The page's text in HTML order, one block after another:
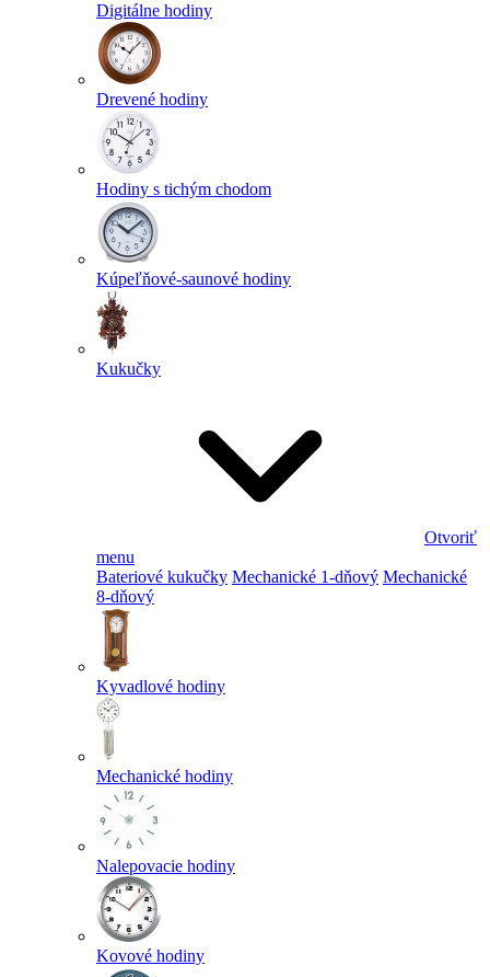
Digitálne hodiny
Drevené hodiny
Hodiny s tichým chodom
Kúpeľňové-saunové hodiny
Kukučky
Otvoriť
menu
Bateriové kukučky Mechanické 1-dňový Mechanické
8-dňový
Kyvadlové hodiny
Mechanické hodiny
Nalepovacie hodiny
Kovové hodiny